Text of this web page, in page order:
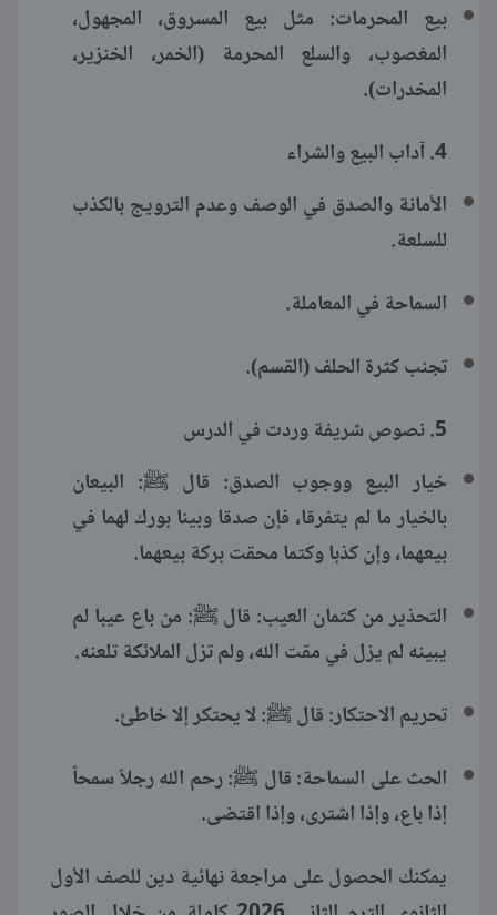
بيع المحرمات: مثل بيع المسروق، المجهول،
المغصوب، والسلع المحرمة (الخمر، الخنزير،
المخدرات).
4. آداب البيع والشراء
الأمانة والصدق في الوصف وعدم الترويج بالكذب
للسلعة.
السماحة في المعاملة.
تجنب كثرة الحلف (القسم).
5. نصوص شريفة وردت في الدرس
خيار البيع ووجوب الصدق: قال ﷺ: البيعان
بالخيار ما لم يتفرقا، فإن صدقا وبينا بورك لهما في
بيعهما، وإن كذبا وكتما محقت بركة بيعهما.
التحذير من كتمان العيب: قال ﷺ: من باع عيبا لم
يبينه لم يزل في مقت الله، ولم تزل الملائكة تلعنه.
تحريم الاحتكار: قال ﷺ: لا يحتكر إلا خاطئ.
الحث على السماحة: قال ﷺ: رحم الله رجلاً سمحاً
إذا باع، وإذا اشترى، وإذا اقتضى.
يمكنك الحصول على مراجعة نهائية دين للصف الأول